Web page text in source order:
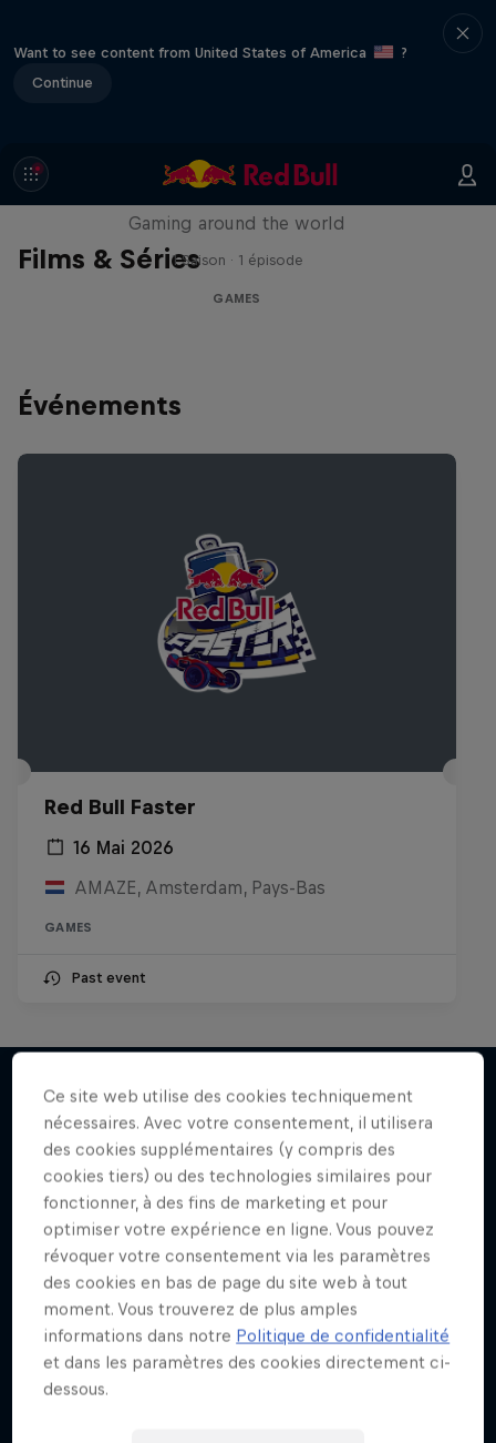
Want to see content from United States of America
?
Continue
Films & Séries
Part of the Game
Gaming around the world
1 Saison · 1 épisode
GAMES
Événements
Red Bull Faster
16 Mai 2026
AMAZE, Amsterdam, Pays-Bas
GAMES
Past event
J'EN VEUX ENCORE !
Ce site web utilise des cookies techniquement
nécessaires. Avec votre consentement, il utilisera
des cookies supplémentaires (y compris des
cookies tiers) ou des technologies similaires pour
fonctionner, à des fins de marketing et pour
optimiser votre expérience en ligne. Vous pouvez
révoquer votre consentement via les paramètres
des cookies en bas de page du site web à tout
moment. Vous trouverez de plus amples
informations dans notre Politique de confidentialité
et dans les paramètres des cookies directement ci-
dessous.